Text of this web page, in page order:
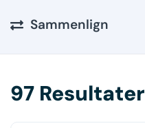
Sammenlign
97 Resultater